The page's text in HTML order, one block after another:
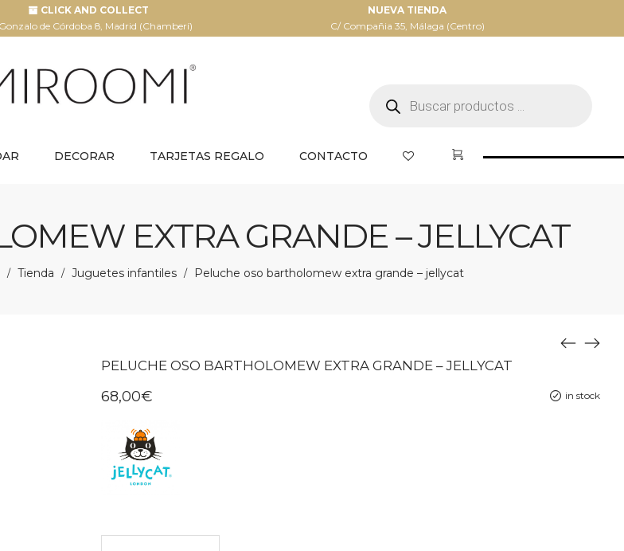
CLICK AND COLLECT
de Córdoba 8, Madrid (Chamberí)
NUEVA TIENDA
C/ Compañia 35, Málaga (Centro)
productos
DECORAR TARJETAS REGALO CONTACTO
EXTRA GRANDE – JELLYCAT
/ Tienda / Juguetes infantiles / Peluche oso bartholomew extra grande – jellycat
PELUCHE OSO BARTHOLOMEW EXTRA GRANDE – JELLYCAT
in stock
68,00€